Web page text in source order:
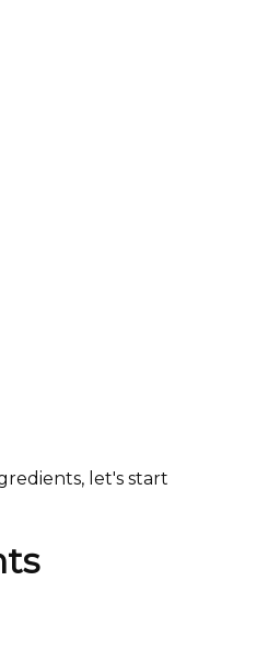
let's start